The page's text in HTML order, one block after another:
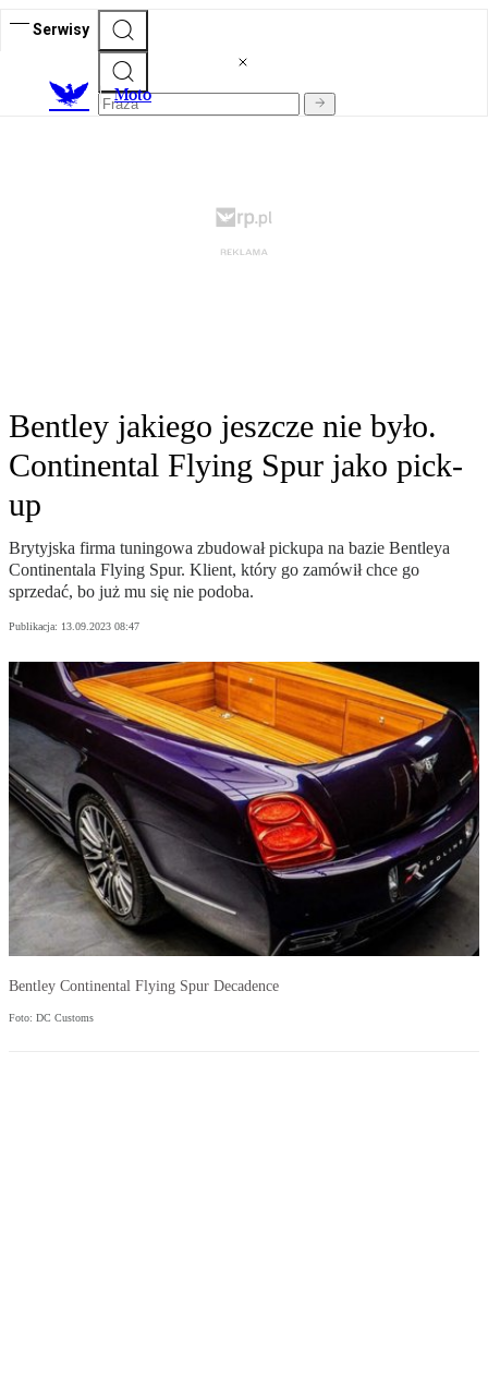
Serwisy
Moto
Bentley jakiego jeszcze nie było.
Continental Flying Spur jako pick-
up
Brytyjska firma tuningowa zbudował pickupa na bazie Bentleya
Continentala Flying Spur. Klient, który go zamówił chce go
sprzedać, bo już mu się nie podoba.
Publikacja: 13.09.2023 08:47
Bentley Continental Flying Spur Decadence
Foto: DC Customs